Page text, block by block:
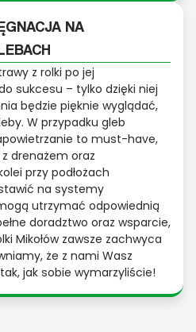
NA
z rolki po jej
sukcesu – tylko dzięki niej
będzie pięknie wyglądać,
W przypadku gleb
to must-have,
drenażem oraz
przy podłożach
na systemy
utrzymać odpowiednią
doradztwo oraz wsparcie,
Mikołów zawsze zachwyca
że z nami Wasz
jak sobie wymarzyliście!